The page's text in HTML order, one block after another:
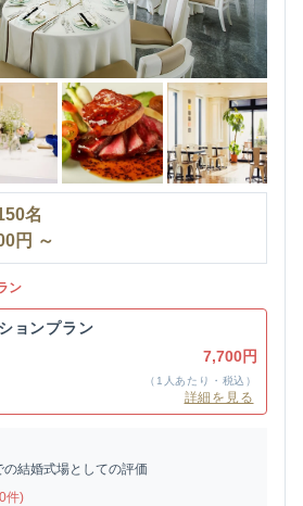
名
円 ～
ン
ョンプラン
7,700円
（1人あたり・税込）
詳細を見る
の結婚式場としての評価
件)